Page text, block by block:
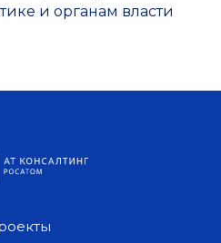
и органам власти